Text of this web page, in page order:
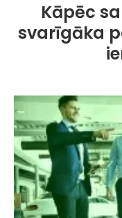
Kāpēc
svarīgāka